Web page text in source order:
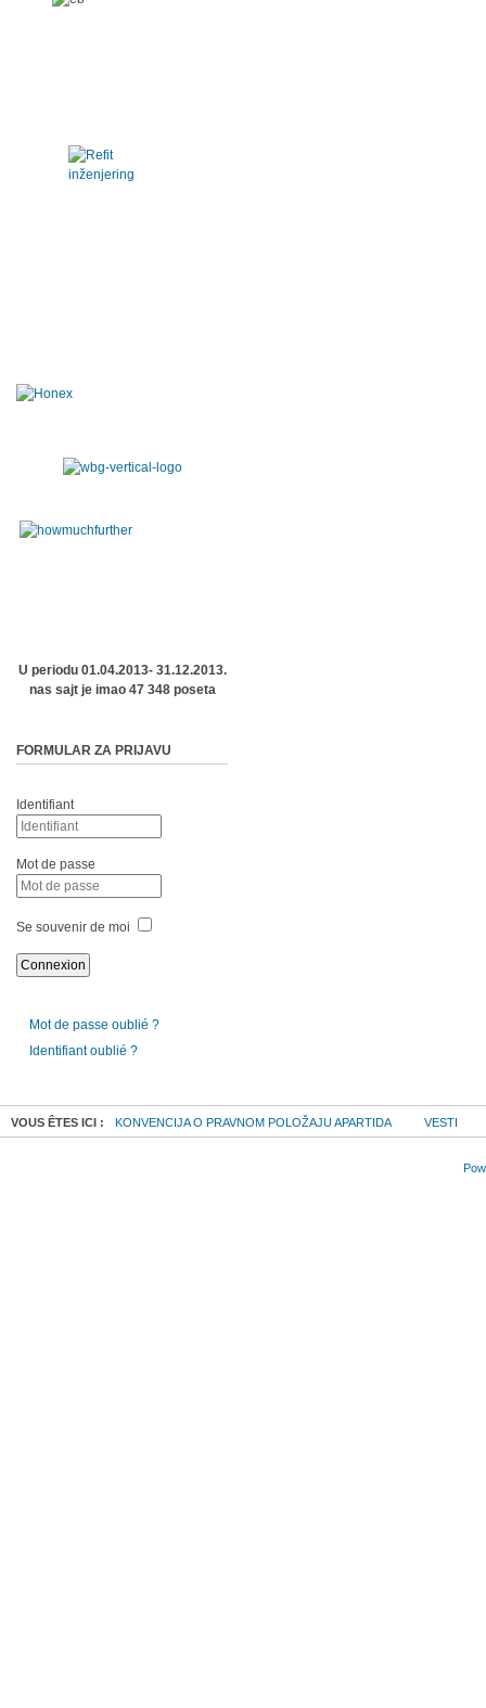
U periodu 01.04.2013- 31.12.2013.
nas sajt je imao 47 348 poseta
FORMULAR ZA PRIJAVU
Identifiant
Mot de passe
Se souvenir de moi
Mot de passe oublié ?
Identifiant oublié ?
VOUS ÊTES ICI : KONVENCIJA O PRAVNOM POLOŽAJU APARTIDA VESTI